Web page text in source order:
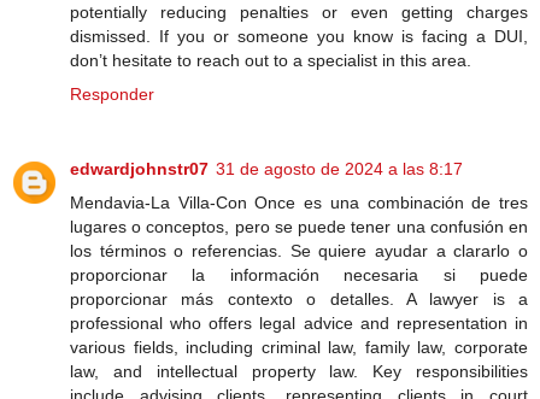
potentially reducing penalties or even getting charges
dismissed. If you or someone you know is facing a DUI,
don’t hesitate to reach out to a specialist in this area.
Responder
edwardjohnstr07 31 de agosto de 2024 a las 8:17
Mendavia-La Villa-Con Once es una combinación de tres
lugares o conceptos, pero se puede tener una confusión en
los términos o referencias. Se quiere ayudar a clararlo o
proporcionar la información necesaria si puede
proporcionar más contexto o detalles. A lawyer is a
professional who offers legal advice and representation in
various fields, including criminal law, family law, corporate
law, and intellectual property law. Key responsibilities